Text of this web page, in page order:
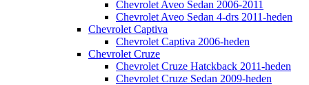
Chevrolet Aveo Sedan 2006-2011
Chevrolet Aveo Sedan 4-drs 2011-heden
Chevrolet Captiva
Chevrolet Captiva 2006-heden
Chevrolet Cruze
Chevrolet Cruze Hatckback 2011-heden
Chevrolet Cruze Sedan 2009-heden